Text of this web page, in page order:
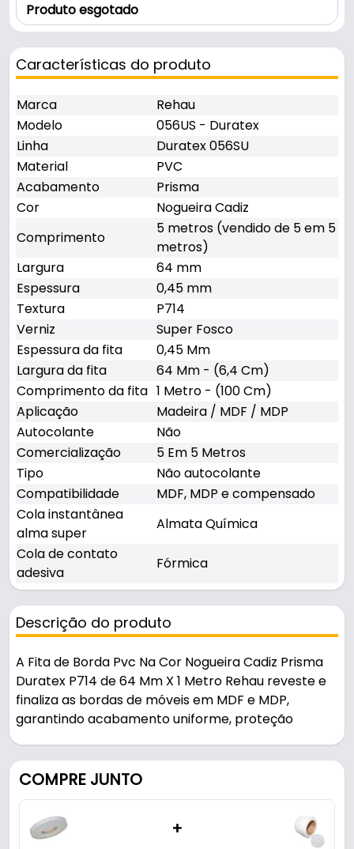
Produto esgotado
Características do produto
Marca
Rehau
Modelo
056US - Duratex
Linha
Duratex 056SU
Material
PVC
Acabamento
Prisma
Cor
Nogueira Cadiz
Comprimento
5 metros (vendido de 5 em 5
metros)
Largura
64 mm
Espessura
0,45 mm
Textura
P714
Verniz
Super Fosco
Espessura da fita
0,45 Mm
Largura da fita
64 Mm - (6,4 Cm)
Comprimento da fita 1 Metro - (100 Cm)
Aplicação
Madeira / MDF / MDP
Autocolante
Não
Comercialização
5 Em 5 Metros
Tipo
Não autocolante
Compatibilidade
MDF, MDP e compensado
Cola instantânea
alma super
Almata Química
Cola de contato
adesiva
Fórmica
Descrição do produto
A Fita de Borda Pvc Na Cor Nogueira Cadiz Prisma
Duratex P714 de 64 Mm X 1 Metro Rehau reveste e
finaliza as bordas de móveis em MDF e MDP,
garantindo acabamento uniforme, proteção
Indicado para madeira / mdf / mdp.
Fabricada em PVC com acabamento prisma, é
resistente e durável no uso diário. Compatível com
COMPRE JUNTO
+